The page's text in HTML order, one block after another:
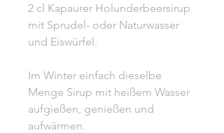
2 cl Kapaurer Holunderbeersirup
mit Sprudel- oder Naturwasser
und Eiswürfel.
Im Winter einfach dieselbe
Menge Sirup mit heißem Wasser
aufgießen, genießen und
aufwärmen.